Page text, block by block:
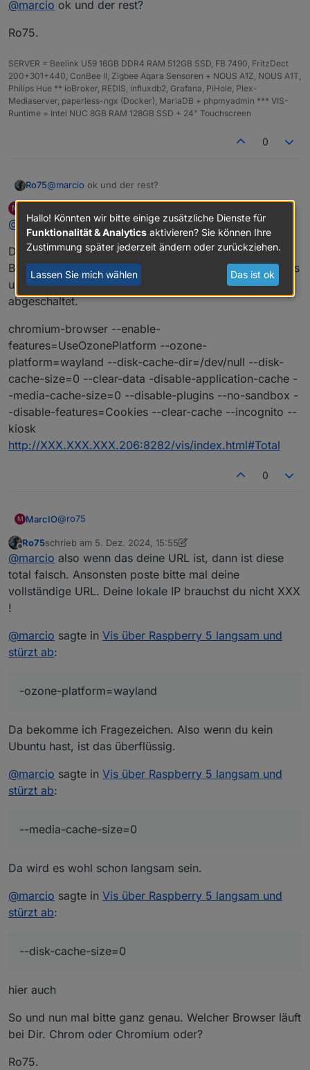
gäbe es nur auf diesen.
VERSION_ID="12"
VERSION="12 (bookworm)"
VERSION_CODENAME=bookworm
ID=raspbian
ID_LIKE=debian
SUPPORT_URL="http://www.raspbian.org/
       Icon name: computer
Machine ID:
Boot ID:
Operating System: Raspbian GNU/Linux 12
          Kernel: Linux 6.6.51+rpt-rpi-v8
@marcio ok und der rest?
Ro75.
SERVER = Beelink U59 16GB DDR4 RAM 512GB SSD, FB 7490, FritzDect
200+301+440, ConBee II, Zigbee Aqara Sensoren + NOUS A1Z, NOUS A1T,
Philips Hue ** ioBroker, REDIS, influxdb2, Grafana, PiHole, Plex-
Mediaserver, paperless-ngx (Docker), MariaDB + phpmyadmin *** VIS-
Runtime = Intel NUC 8GB RAM 128GB SSD + 24" Touchscreen
0
Ro75@marcio ok und der rest?
Ro75.
M
Offline zuletzt editiert von
@
ro75
Das ist die Kioskeinstellung bei mir. Dadurch dass der
Browser mir den Error 5 ausgibt und dieser mit Cookies
und Cache zu tun haben kann, habe ich alles mögliche
abgeschaltet.
chromium-browser --enable-
features=UseOzonePlatform --ozone-
platform=wayland --disk-cache-dir=/dev/null --disk-
cache-size=0 --clear-data -disable-application-cache -
-media-cache-size=0 --disable-plugins --no-sandbox -
-disable-features=Cookies --clear-cache --incognito --
kiosk
http://XXX.XXX.XXX.206:8282/vis/index.html#Total
0
M MarcIO@ro75
Das ist die Kioskeinstellung bei mir. Dadurch dass der
Browser mir den Error 5 ausgibt und dieser mit
Cookies und Cache zu tun haben kann, habe ich alles
mögliche abgeschaltet.
chromium-browser --enable-
features=UseOzonePlatform --ozone-
platform=wayland --disk-cache-dir=/dev/null --disk-
--disable-features=Cookies --clear-cache --incognito
Offline
Ro75schrieb am 5. Dez. 2024, 15:55
zuletzt editiert von Ro7512. Mai 2024, 16:59
@marcio also wenn das deine URL ist, dann ist diese
total falsch. Ansonsten poste bitte mal deine
vollständige URL. Deine lokale IP brauchst du nicht XXX
!
@marcio sagte in Vis über Raspberry 5 langsam und
stürzt ab:
-ozone-platform=wayland
Da bekomme ich Fragezeichen. Also wenn du kein
Ubuntu hast, ist das überflüssig.
@marcio sagte in Vis über Raspberry 5 langsam und
stürzt ab:
--media-cache-size=0
Da wird es wohl schon langsam sein.
@marcio sagte in Vis über Raspberry 5 langsam und
stürzt ab:
--disk-cache-size=0
hier auch
So und nun mal bitte ganz genau. Welcher Browser läuft
bei Dir. Chrom oder Chromium oder?
Ro75.
Hallo! Könnten wir bitte einige zusätzliche Dienste für
Funktionalität & Analytics aktivieren? Sie können Ihre
Zustimmung später jederzeit ändern oder zurückziehen.
Lassen Sie mich wählen Das ist ok